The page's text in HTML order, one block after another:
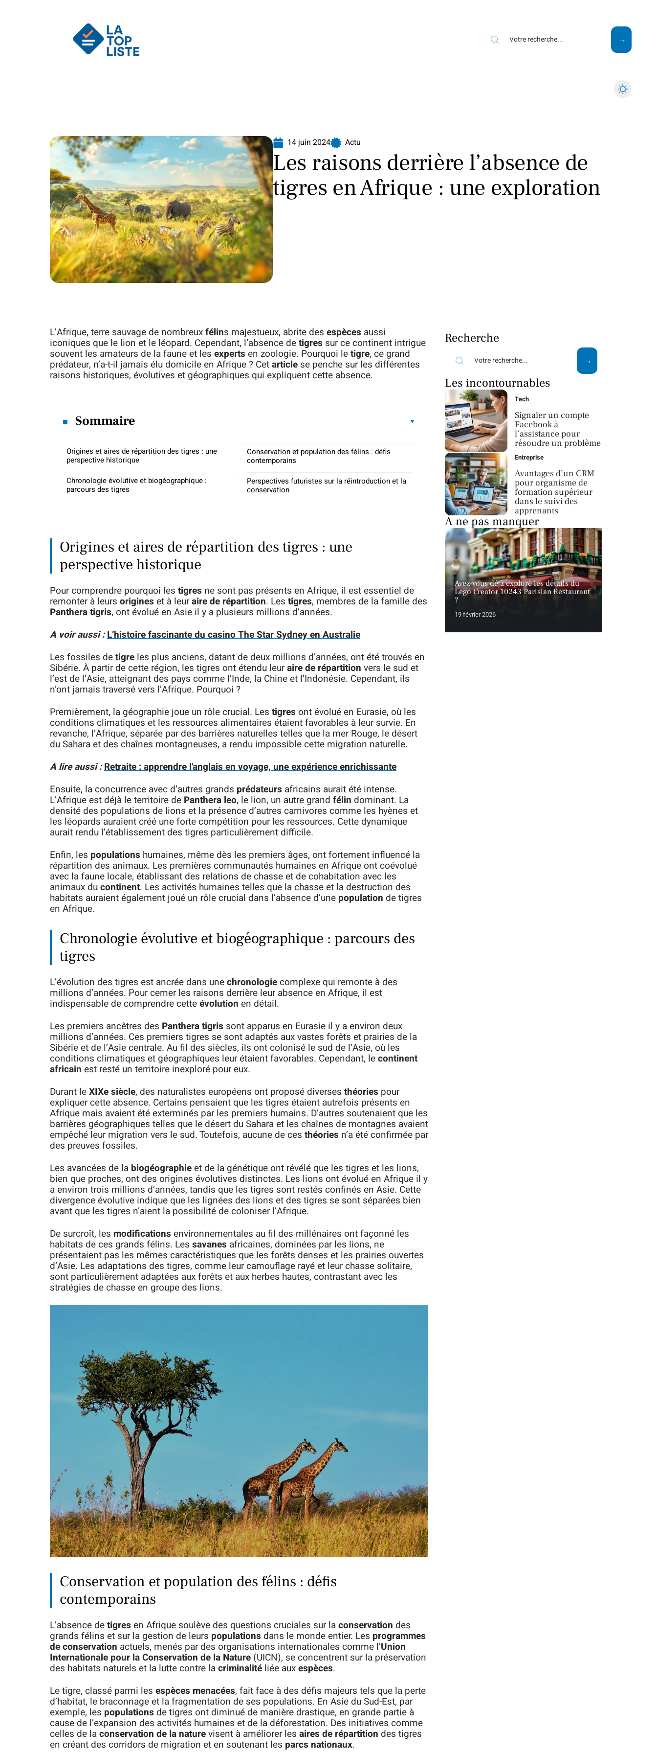
14 juin 2024 Actu
Les raisons derrière l’absence de
tigres en Afrique : une exploration
L’Afrique, terre sauvage de nombreuxfélins majestueux, abrite des espèces aussi
iconiques que le lion et le léopard. Cependant, l’absence detigres sur ce continent intrigue
souvent les amateurs de la faune et les experts en zoologie. Pourquoi letigre, ce grand
prédateur, n’a-t-il jamais élu domicile en Afrique ? Cetarticle se penche sur les différentes
raisons historiques, évolutives et géographiques qui expliquent cette absence.
Sommaire
Origines et aires de répartition des tigres : une
perspective historique
Chronologie évolutive et biogéographique :
parcours des tigres
Conservation et population des félins : défis
contemporains
Perspectives futuristes sur la réintroduction et la
conservation
Origines et aires de répartition des tigres : une
perspective historique
Pour comprendre pourquoi les tigres ne sont pas présents en Afrique, il est essentiel de
remonter à leurs origines et à leuraire de répartition. Les tigres, membres de la famille des
Panthera tigris, ont évolué en Asie il y a plusieurs millions d’années.
A voir aussi :L’histoire fascinante du casino The Star Sydney en Australie
Les fossiles detigre les plus anciens, datant de deux millions d’années, ont été trouvés en
Sibérie. À partir de cette région, les tigres ont étendu leuraire de répartition vers le sud et
l’est de l’Asie, atteignant des pays comme l’Inde, la Chine et l’Indonésie. Cependant, ils
n’ont jamais traversé vers l’Afrique. Pourquoi ?
Premièrement, la géographie joue un rôle crucial. Les tigres ont évolué en Eurasie, où les
conditions climatiques et les ressources alimentaires étaient favorables à leur survie. En
revanche, l’Afrique, séparée par des barrières naturelles telles que la mer Rouge, le désert
du Sahara et des chaînes montagneuses, a rendu impossible cette migration naturelle.
A lire aussi :Retraite : apprendre l'anglais en voyage, une expérience enrichissante
Ensuite, la concurrence avec d’autres grands prédateurs africains aurait été intense.
L’Afrique est déjà le territoire de Panthera leo, le lion, un autre grand félin dominant. La
densité des populations de lions et la présence d’autres carnivores comme les hyènes et
les léopards auraient créé une forte compétition pour les ressources. Cette dynamique
aurait rendu l’établissement des tigres particulièrement difficile.
Enfin, les populations humaines, même dès les premiers âges, ont fortement influencé la
répartition des animaux. Les premières communautés humaines en Afrique ont coévolué
avec la faune locale, établissant des relations de chasse et de cohabitation avec les
animaux ducontinent. Les activités humaines telles que la chasse et la destruction des
habitats auraient également joué un rôle crucial dans l’absence d’une population de tigres
en Afrique.
Chronologie évolutive et biogéographique : parcours des
tigres
L’évolution des tigres est ancrée dans unechronologiecomplexe qui remonte à des
millions d’années. Pour cerner les raisons derrière leur absence en Afrique, il est
indispensable de comprendre cetteévolution en détail.
Les premiers ancêtres des Panthera tigris sont apparus en Eurasie il y a environ deux
millions d’années. Ces premiers tigres se sont adaptés aux vastes forêts et prairies de la
Sibérie et de l’Asie centrale. Au fil des siècles, ils ont colonisé le sud de l’Asie, où les
conditions climatiques et géographiques leur étaient favorables. Cependant, lecontinent
africain est resté un territoire inexploré pour eux.
Durant leXIXe siècle, des naturalistes européens ont proposé diverses théories pour
expliquer cette absence. Certains pensaient que les tigres étaient autrefois présents en
Afrique mais avaient été exterminés par les premiers humains. D’autres soutenaient que les
barrières géographiques telles que le désert du Sahara et les chaînes de montagnes avaient
empêché leur migration vers le sud. Toutefois, aucune de ces théories n’a été confirmée par
des preuves fossiles.
Les avancées de la biogéographieet de la génétique ont révélé que les tigres et les lions,
bien que proches, ont des origines évolutives distinctes. Les lions ont évolué en Afrique il y
a environ trois millions d’années, tandis que les tigres sont restés confinés en Asie. Cette
divergence évolutive indique que les lignées des lions et des tigres se sont séparées bien
avant que les tigres n’aient la possibilité de coloniser l’Afrique.
De surcroît, les modifications environnementales au fil des millénaires ont façonné les
habitats de ces grands félins. Les savanes africaines, dominées par les lions, ne
présentaient pas les mêmes caractéristiques que les forêts denses et les prairies ouvertes
d’Asie. Les adaptations des tigres, comme leur camouflage rayé et leur chasse solitaire,
sont particulièrement adaptées aux forêts et aux herbes hautes, contrastant avec les
stratégies de chasse en groupe des lions.
Conservation et population des félins : défis
contemporains
L’absence detigres en Afrique soulève des questions cruciales sur laconservation des
grands félins et sur la gestion de leurs populations dans le monde entier. Les programmes
de conservation actuels, menés par des organisations internationales comme l’Union
Internationale pour la Conservation de la Nature (UICN), se concentrent sur la préservation
des habitats naturels et la lutte contre lacriminalité liée auxespèces.
Le tigre, classé parmi les espèces menacées, fait face à des défis majeurs tels que la perte
d’habitat, le braconnage et la fragmentation de ses populations. En Asie du Sud-Est, par
exemple, les populations de tigres ont diminué de manière drastique, en grande partie à
cause de l’expansion des activités humaines et de la déforestation. Des initiatives comme
celles de laconservation de la naturevisent à améliorer les aires de répartition des tigres
en créant des corridors de migration et en soutenant les parcs nationaux.
Recherche
Les incontournables
Tech
Signaler un compte
Facebook à
l’assistance pour
résoudre un problème
Entreprise
Avantages d’un CRM
pour organisme de
formation supérieur
dans le suivi des
apprenants
À ne pas manquer
Avez-vous déjà exploré les détails du
Lego Creator 10243 Parisian Restaurant
?
19 février 2026